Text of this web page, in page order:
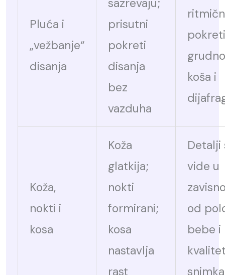
Pluća i
„vežbanje“
disanja
sazrevaju;
prisutni
pokreti
disanja
bez
vazduha
pokreti
koša i
Koža,
nokti i
kosa
Koža
glatkija;
nokti
formirani;
kosa
nastavlja
rast
Detalji
vide u
od
bebe i
snimka